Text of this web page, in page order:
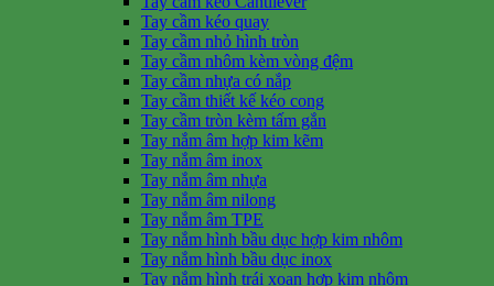
Tay cầm kéo quay
Tay cầm nhỏ hình tròn
Tay cầm nhôm kèm vòng đệm
Tay cầm nhựa có nắp
Tay cầm thiết kế kéo cong
Tay cầm tròn kèm tấm gắn
Tay nắm âm hợp kim kẽm
Tay nắm âm inox
Tay nắm âm nhựa
Tay nắm âm nilong
Tay nắm âm TPE
Tay nắm hình bầu dục hợp kim nhôm
Tay nắm hình bầu dục inox
Tay nắm hình trái xoan hợp kim nhôm